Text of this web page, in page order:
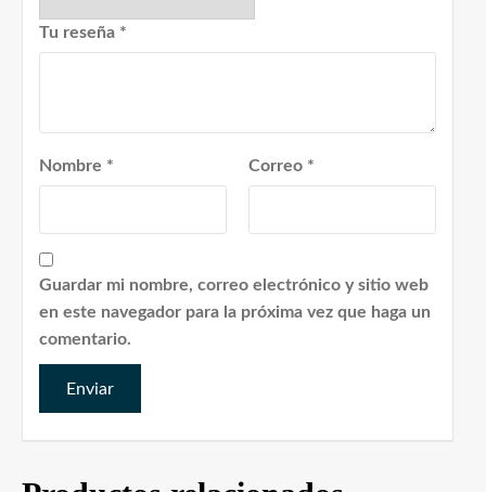
Tu reseña *
Nombre * Correo *
Guardar mi nombre, correo electrónico y sitio web
en este navegador para la próxima vez que haga un
comentario.